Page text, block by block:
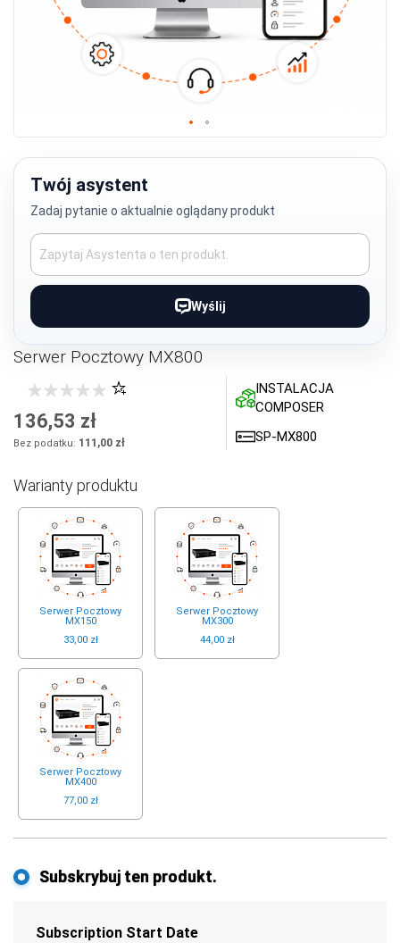
na
początek
Twój asystent
Zadaj pytanie o aktualnie oglądany produkt
Wyślij
Serwer Pocztowy MX800
136,53 zł
111,00 zł
INSTALACJA
COMPOSER
SP-MX800
Warianty produktu
Serwer Pocztowy
MX150
33,00 zł
Serwer Pocztowy
MX300
44,00 zł
Serwer Pocztowy
MX400
77,00 zł
Subskrybuj ten produkt.
Subscription Start Date